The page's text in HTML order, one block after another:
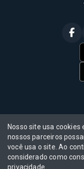
Nosso site usa
nossos parceiros
você usa o site. Ao
considerado como
privacidade